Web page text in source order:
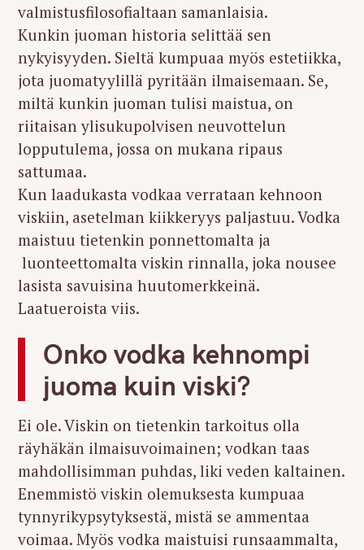
valmistusfilosofialtaan samanlaisia.
Kunkin juoman historia selittää sen
nykyisyyden. Sieltä kumpuaa myös estetiikka,
jota juomatyylillä pyritään ilmaisemaan. Se,
miltä kunkin juoman tulisi maistua, on
riitaisan ylisukupolvisen neuvottelun
lopputulema, jossa on mukana ripaus
sattumaa.
Kun laadukasta vodkaa verrataan kehnoon
viskiin, asetelman kiikkeryys paljastuu. Vodka
maistuu tietenkin ponnettomalta ja
luonteettomalta viskin rinnalla, joka nousee
lasista savuisina huutomerkkeinä.
Laatueroista viis.
Onko vodka kehnompi
juoma kuin viski?
Ei ole. Viskin on tietenkin tarkoitus olla
räyhäkän ilmaisuvoimainen; vodkan taas
mahdollisimman puhdas, liki veden kaltainen.
Enemmistö viskin olemuksesta kumpuaa
tynnyrikypsytyksestä, mistä se ammentaa
voimaa. Myös vodka maistuisi runsaammalta,